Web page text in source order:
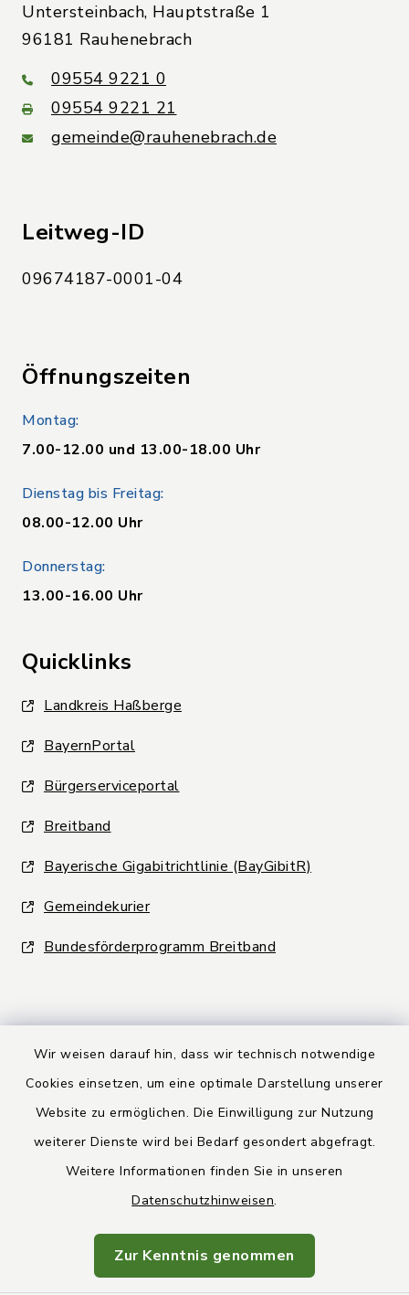
Wir weisen darauf hin, dass wir technisch notwendige
Cookies einsetzen, um eine optimale Darstellung unserer
Website zu ermöglichen. Die Einwilligung zur Nutzung
weiterer Dienste wird bei Bedarf gesondert abgefragt.
Weitere Informationen finden Sie in unseren
Datenschutzhinweisen.
Zur Kenntnis genommen
Untersteinbach, Hauptstraße 1
96181 Rauhenebrach
09554 9221 0
09554 9221 21
gemeinde@rauhenebrach.de
Leitweg-ID
09674187-0001-04
Öffnungszeiten
Montag:
7.00-12.00 und 13.00-18.00 Uhr
Dienstag bis Freitag:
08.00-12.00 Uhr
Donnerstag:
13.00-16.00 Uhr
Quicklinks
Landkreis Haßberge
BayernPortal
Bürgerserviceportal
Breitband
Bayerische Gigabitrichtlinie (BayGibitR)
Gemeindekurier
Bundesförderprogramm Breitband
Kontakt
Datenschutz
Impressum